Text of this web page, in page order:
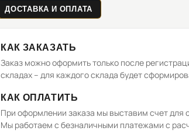
ДОСТАВКА И ОПЛАТА
КАК ЗАКАЗАТЬ
Заказ можно оформить только после
складах – для каждого склада будет
КАК ОПЛАТИТЬ
При оформлении заказа мы выставим счет для
Мы работаем с безналичными платежами с